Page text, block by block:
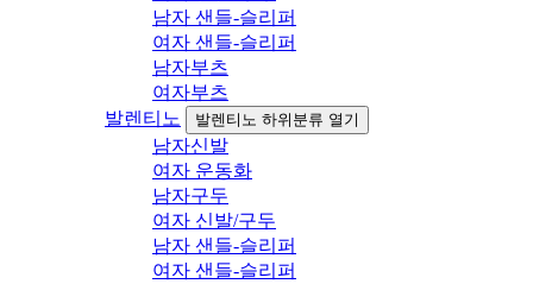
남자 샌들-슬리퍼
여자 샌들-슬리퍼
남자부츠
여자부츠
발렌티노
발렌티노 하위분류 열기
남자신발
여자 운동화
남자구두
여자 신발/구두
남자 샌들-슬리퍼
여자 샌들-슬리퍼